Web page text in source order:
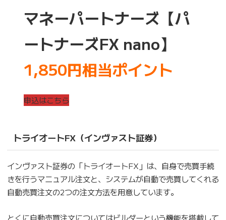
マネーパートナーズ【パ
ートナーズFX nano】
1,850円相当ポイント
申込はこちら
トライオートFX（インヴァスト証券）
インヴァスト証券の「トライオートFX」は、自身で売買手続
きを行うマニュアル注文と、システムが自動で売買してくれる
自動売買注文の2つの注文方法を用意しています。
とくに自動売買注文についてはビルダーという機能を搭載して